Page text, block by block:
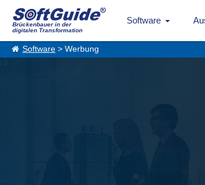
Brückenbauer in der
digitalen Transformation
Software
Software > Werbung